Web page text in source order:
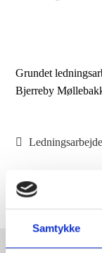
Samtykke
Selvbetjening
Grundet
Bjerreby
Previous
Next
post:
Ledningsarbejde
Møllevej og